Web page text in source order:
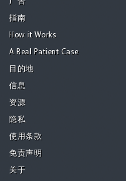
指南
How it Works
A Real Patient Case
目的地
信息
资源
隐私
使用条款
免责声明
关于